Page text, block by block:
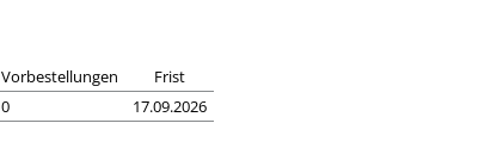
Vorbestellungen
Frist
0 17.09.2026